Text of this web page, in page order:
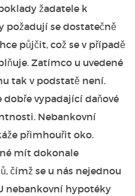
žadatele k
požadují se dostatečně
půjčit, což se v případě
Zatímco u uvedené
tak v podstatě není.
vypadající daňové
Nebankovní
přimhouřit oko.
mít dokonale
čímž se u nás nejednou
nebankovní hypotéky